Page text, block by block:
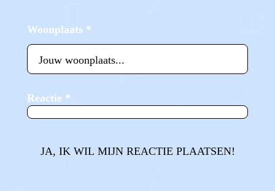
Woonplaats *
Reactie *
JA, IK WIL MIJN REACTIE PLAATSEN!